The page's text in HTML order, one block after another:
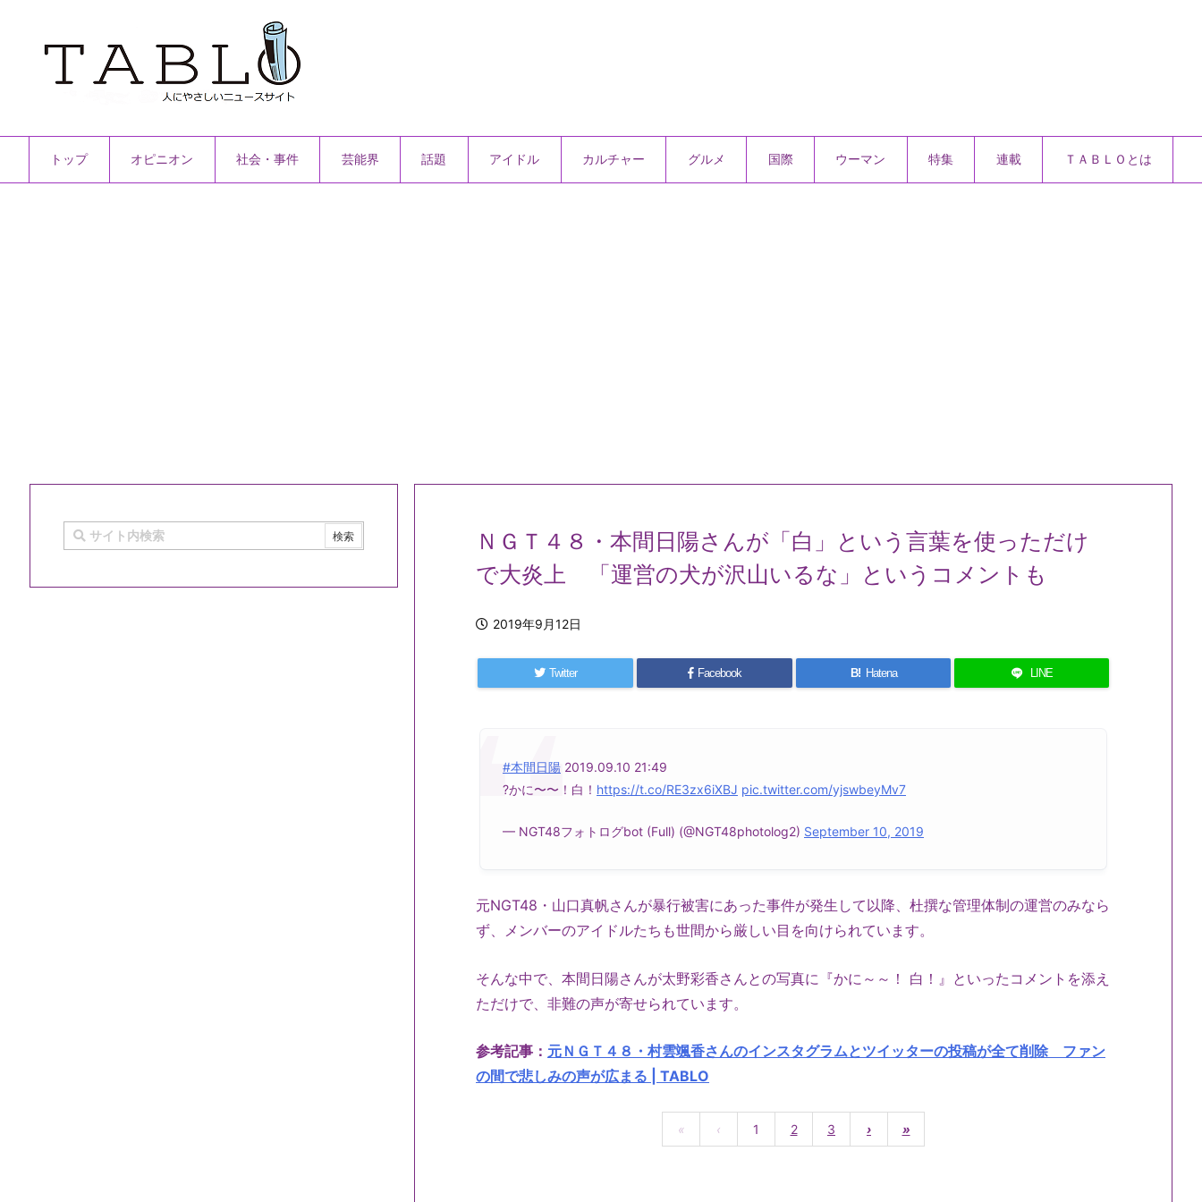
トップ オピニオン 社会・事件 芸能界 話題 アイドル カルチャー グルメ 国際 ウーマン 特集 連載 ＴＡＢＬＯとは
ＮＧＴ４８・本間日陽さんが「白」という言葉を使っただけ
で大炎上 「運営の犬が沢山いるな」というコメントも
2019年9月12日
Twitter Facebook B! Hatena LINE
#本間日陽 2019.09.10 21:49
?かに〜〜！白！ https://t.co/RE3zx6iXBJ pic.twitter.com/yjswbeyMv7
— NGT48フォトログbot (Full) (@NGT48photolog2) September 10, 2019
元NGT48・山口真帆さんが暴行被害にあった事件が発生して以降、杜撰な管理体制の運営のみなら
ず、メンバーのアイドルたちも世間から厳しい目を向けられています。
そんな中で、本間日陽さんが太野彩香さんとの写真に『かに～～！ 白！』といったコメントを添え
ただけで、非難の声が寄せられています。
参考記事： 元ＮＧＴ４８・村雲颯香さんのインスタグラムとツイッターの投稿が全て削除 ファン
の間で悲しみの声が広まる | TABLO
« ‹ 1 2 3 › »